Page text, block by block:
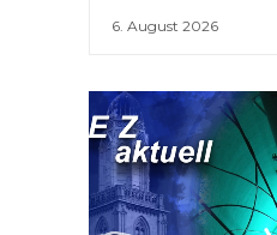
6. August 2026